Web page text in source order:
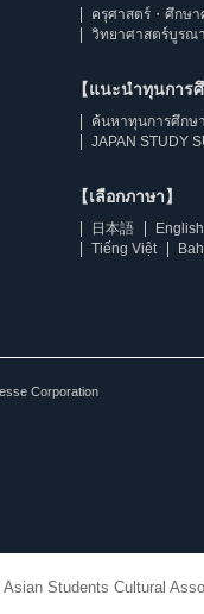
ครุศาสตร์・ศึกษ
วิทยาศาสตร์บูรณ
【แนะนำทุนการศึ
ค้นหาทุนการศึกษา
JAPAN STUDY
【เลือกภาษา】
日本語 English
Tiếng Việt
Corporation
Students Cultural